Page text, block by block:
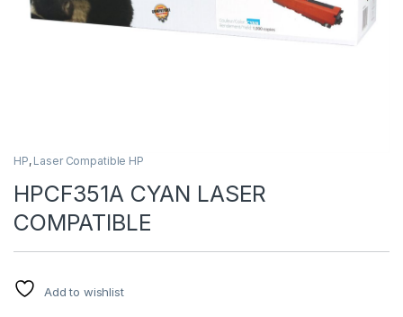
HP, Laser Compatible HP
HPCF351A CYAN LASER
COMPATIBLE
Add to wishlist